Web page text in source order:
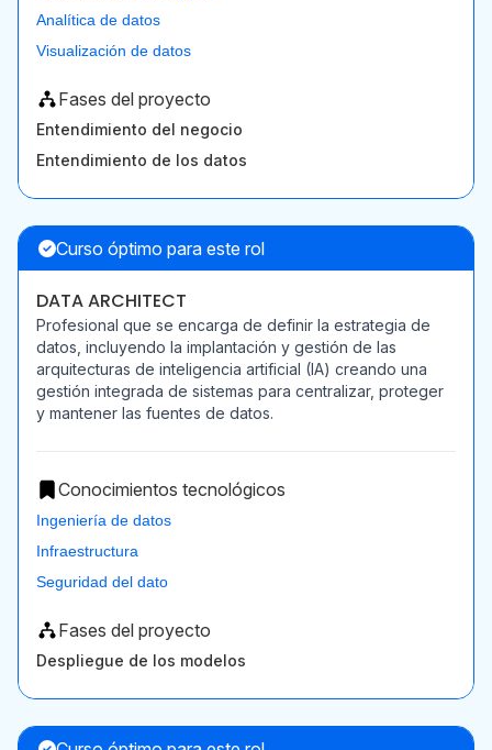
Analítica de datos
Visualización de datos
Fases del proyecto
Entendimiento del negocio
Entendimiento de los datos
Curso óptimo para este rol
DATA ARCHITECT
Profesional que se encarga de definir la estrategia de
datos, incluyendo la implantación y gestión de las
arquitecturas de inteligencia artificial (IA) creando una
gestión integrada de sistemas para centralizar, proteger
y mantener las fuentes de datos.
Conocimientos tecnológicos
Ingeniería de datos
Infraestructura
Seguridad del dato
Fases del proyecto
Despliegue de los modelos